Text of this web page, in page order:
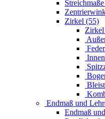
Zirkel (55)
Zirkel
Endmaß und
Endmaß